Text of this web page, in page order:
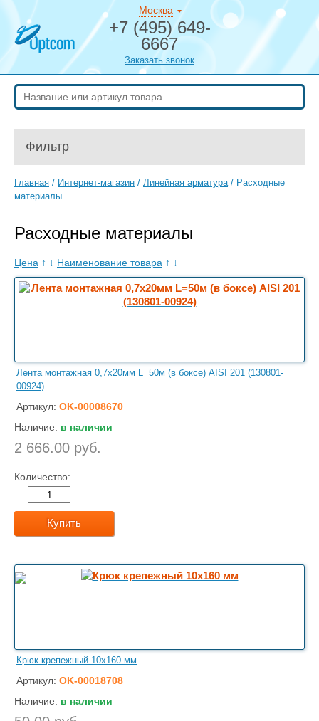
Москва
+7 (495) 649-
6667
Заказать звонок
Фильтр
Главная / Интернет-магазин / Линейная арматура/ Расходные
материалы
Расходные материалы
Цена ↑ ↓ Наименование товара ↑ ↓
Лента монтажная 0,7х20мм L=50м (в боксе) AISI 201 (130801-
00924)
Артикул: OK-00008670
Наличие: в наличии
2 666.00 руб.
Количество:
Купить
Крюк крепежный 10x160 мм
Артикул: OK-00018708
Наличие: в наличии